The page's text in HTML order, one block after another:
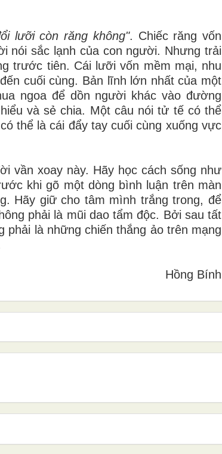
lưỡi còn răng không". Chiếc răng vốn
nói sắc lạnh của con người. Nhưng trải
trước tiên. Cái lưỡi vốn mềm mại, nhu
cuối cùng. Bản lĩnh lớn nhất của một
ngoa để dồn người khác vào đường
và sẻ chia. Một câu nói tử tế có thể
thể là cái đẩy tay cuối cùng xuống vực
vần xoay này. Hãy học cách sống như
khi gõ một dòng bình luận trên màn
Hãy giữ cho tâm mình trắng trong, để
phải là mũi dao tẩm độc. Bởi sau tất
là những chiến thắng ảo trên mạng
Hồng Bính